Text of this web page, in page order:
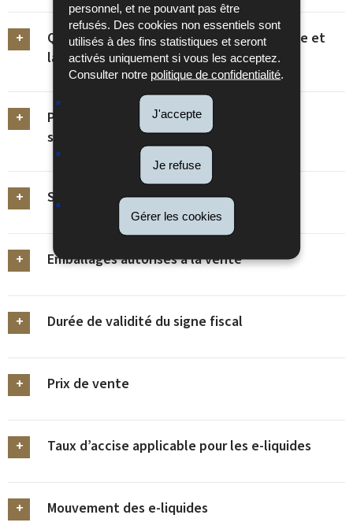
personnel, et ne pouvant pas être
refusés. Des cookies non essentiels sont
utilisés à des fins statistiques et seront
activés uniquement si vous les acceptez.
Consulter notre politique de confidentialité
J'accepte
Je refuse
Gérer les cookies
Qui est tenu d’acquitter les droits d’accise et
la TVA?
Procédure à suivre pour commander des
signes fiscaux
Signe fiscal
Emballages autorisés à la vente
Durée de validité du signe fiscal
Prix de vente
Taux d’accise applicable pour les e-liquides
Mouvement des e-liquides